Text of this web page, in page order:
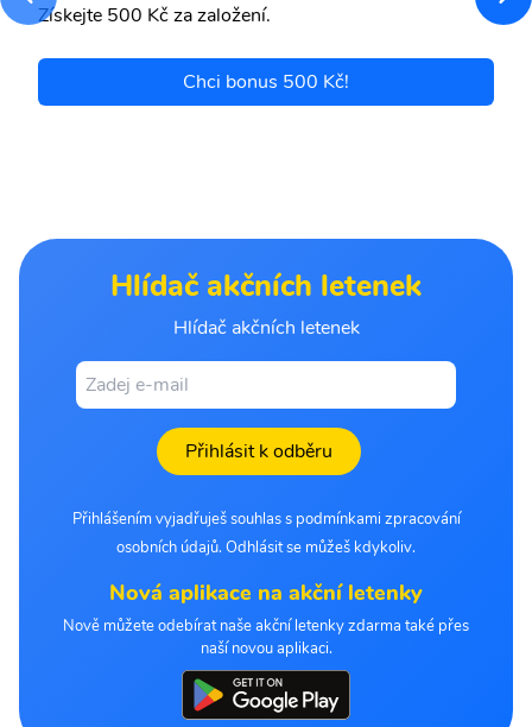
Získejte 500 Kč za založení.
Chci bonus 500 Kč!
Hlídač akčních letenek
Hlídač akčních letenek
Přihlásit k odběru
Přihlášením vyjadřuješ souhlas s podmínkami zpracování
osobních údajů. Odhlásit se můžeš kdykoliv.
Nová aplikace na akční letenky
Nově můžete odebírat naše akční letenky zdarma také přes
naší novou aplikaci.